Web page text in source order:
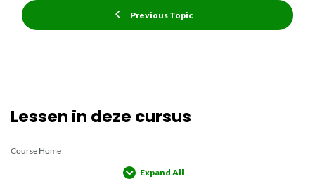
Previous Topic
Lessen in deze cursus
Course Home
Expand All